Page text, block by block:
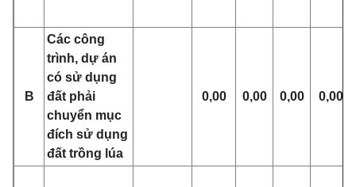
B
Các công
trình, dự án
có sử dụng
đất phải
chuyển mục
đích sử dụng
đất trồng lúa
0,00 0,00 0,00 0,00